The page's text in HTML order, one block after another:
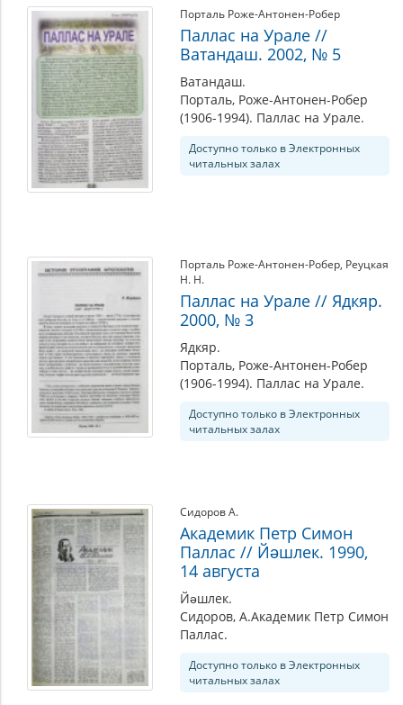
Порталь Роже-Антонен-Робер
Паллас на Урале //
Ватандаш. 2002, № 5
Ватандаш.
Порталь, Роже-Антонен-Робер
(1906-1994). Паллас на Урале.
Доступно только в Электронных
читальных залах
Порталь Роже-Антонен-Робер, Реуцкая
Н. Н.
Паллас на Урале // Ядкяр.
2000, № 3
Ядкяр.
Порталь, Роже-Антонен-Робер
(1906-1994). Паллас на Урале.
Доступно только в Электронных
читальных залах
Сидоров А.
Академик Петр Симон
Паллас // Йәшлек. 1990,
14 августа
Йәшлек.
Сидоров, А.Академик Петр Симон
Паллас.
Доступно только в Электронных
читальных залах